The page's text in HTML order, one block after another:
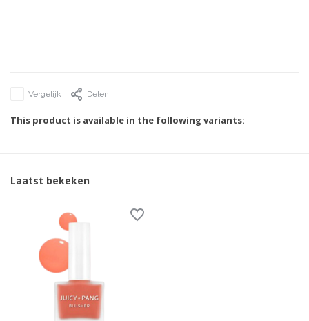
Vergelijk Delen
This product is available in the following variants:
Laatst bekeken